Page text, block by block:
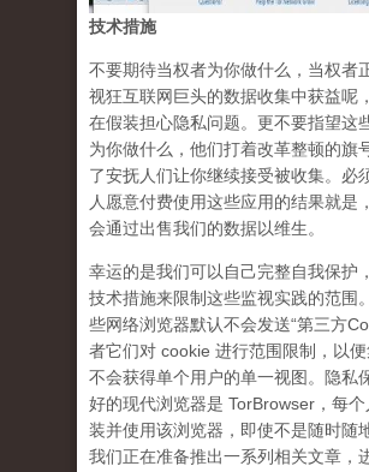
技术措施
不要期待当权者为你做什么，当权者
视狂互联网巨头的数据收集中获益呢
在假装担心隐私问题。更不要指望这
为你做什么，他们打着改革整顿的旗
了安抚人们让你继续接受被收集。必
人愿意付费使用这些应用的结果就是
会通过出售我们的数据以维生。
幸运的是我们可以自己完整自我保护
技术措施来限制这些监视实践的范围
些网络浏览器默认不会发送“第三方
者它们对 cookie 进行范围限制，以
不会获得单个用户的单一视图。隐私
好的现代浏览器是 TorBrowser，每
装并使用该浏览器，即使不是随时随
我们正在准备推出一系列相关文章，